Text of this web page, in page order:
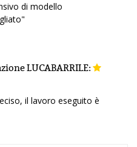
di modello
LUCABARRILE:
il lavoro eseguito è